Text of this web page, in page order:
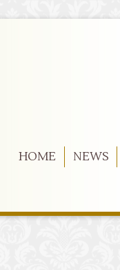
HOME NEWS